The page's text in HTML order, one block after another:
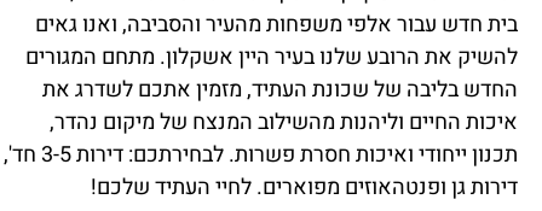
בית חדש עבור אלפי משפחות מהעיר והסביבה, ואנו גאים
להשיק את הרובע שלנו בעיר היין אשקלון. מתחם המגורים
החדש בליבה של שכונת העתיד, מזמין אתכם לשדרג את
איכות החיים וליהנות מהשילוב המנצח של מיקום נהדר,
תכנון ייחודי ואיכות חסרת פשרות. לבחירתכם: דירות 3-5 חד',
דירות גן ופנטהאוזים מפוארים. לחיי העתיד שלכם!